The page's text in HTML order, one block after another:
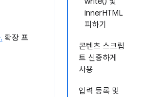
innerHTML
피하기
콘텐츠 스크립
트 신중하게
사용
입력 등록 및
확장 프